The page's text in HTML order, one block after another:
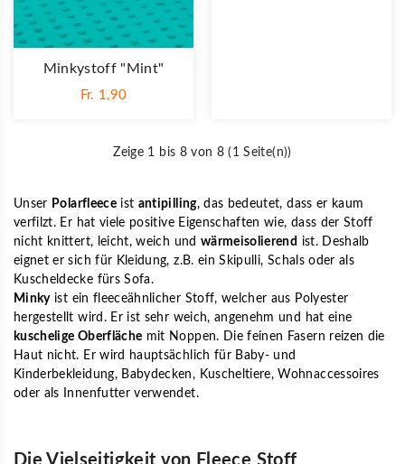
Minkystoff "Mint"
Fr. 1,90
Zeige 1 bis 8 von 8 (1 Seite(n))
Unser Polarfleeceist antipilling, das bedeutet, dass er kaum
verfilzt. Er hat viele positive Eigenschaften wie, dass der Stoff
nicht knittert, leicht, weich und wärmeisolierend ist. Deshalb
eignet er sich für Kleidung, z.B. ein Skipulli, Schals oder als
Kuscheldecke fürs Sofa.
Minkyist ein fleeceähnlicher Stoff, welcher aus Polyester
hergestellt wird. Er ist sehr weich, angenehm und hat eine
kuschelige Oberfläche mit Noppen. Die feinen Fasern reizen die
Haut nicht. Er wird hauptsächlich für Baby- und
Kinderbekleidung, Babydecken, Kuscheltiere, Wohnaccessoires
oder als Innenfutter verwendet.
Die Vielseitigkeit von Fleece Stoff